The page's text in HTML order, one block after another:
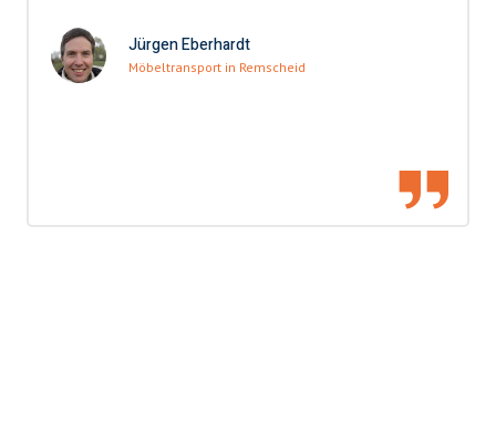
Jürgen Eberhardt
Möbeltransport in Remscheid